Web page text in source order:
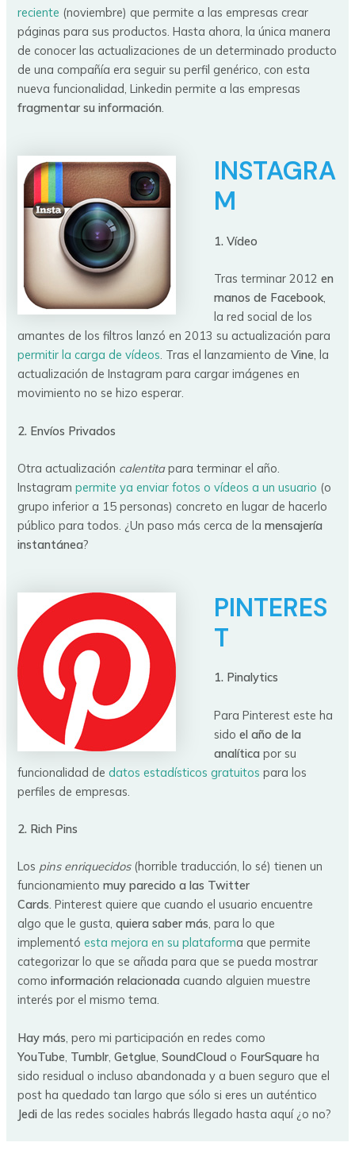
reciente (noviembre) que permite a las empresas crear
páginas para sus productos. Hasta ahora, la única manera
de conocer las actualizaciones de un determinado producto
de una compañía era seguir su perfil genérico, con esta
nueva funcionalidad, Linkedin permite a las empresas
fragmentar su información.
INSTAGRA
M
1. Vídeo
Tras terminar 2012en
manos de Facebook,
la red social de los
amantes de los filtros lanzó en 2013 su actualización para
permitir la carga de vídeos. Tras el lanzamiento deVine, la
actualización de Instagram para cargar imágenes en
movimiento no se hizo esperar.
2. Envíos Privados
Otra actualización calentitapara terminar el año.
Instagrampermite ya enviar fotos o vídeos a un usuario (o
grupo inferior a 15 personas) concreto en lugar de hacerlo
público para todos. ¿Un paso más cerca de lamensajería
instantánea?
PINTERES
T
1. Pinalytics
Para Pinterest este ha
sidoel año de la
analíticapor su
funcionalidad dedatos estadísticos gratuitospara los
perfiles de empresas.
2. Rich Pins
Los pins enriquecidos(horrible traducción, lo sé) tienen un
funcionamientomuy parecido a las Twitter
Cards. Pinterest quiere que cuando el usuario encuentre
algo que le gusta,quiera saber más, para lo que
implementóesta mejora en su plataforma que permite
categorizar lo que se añada para que se pueda mostrar
comoinformación relacionada cuando alguien muestre
interés por el mismo tema.
Hay más, pero mi participación en redes como
YouTube, Tumblr,Getglue,SoundCloud o FourSquare ha
sido residual o incluso abandonada y a buen seguro que el
post ha quedado tan largo que sólo si eres un auténtico
Jedi de las redes sociales habrás llegado hasta aquí ¿o no?